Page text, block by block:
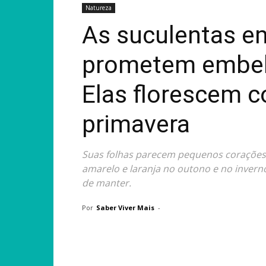
Natureza
As suculentas
prometem
Elas florescem
primavera
Suas folhas parecem pequenos
amarelo e laranja no outono e no
de manter.
Por Saber Viver Mais -